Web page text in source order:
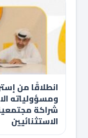
انطلاقًا من
ومسؤولياته
شراكة
الاستثنائيين